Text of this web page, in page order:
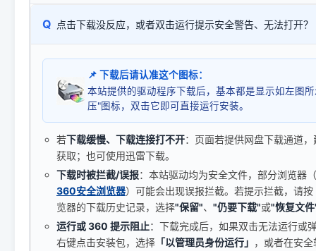
Q 点击下载没反应，或者双击运行提示安全警告、无法打开？
📌 下载后请认准这个图标：
本站提供的驱动程序下载后，基本都是显示如左图
压"图标，双击它即可直接运行安装。
若下载缓慢、下载连接打不开：页面若提供网盘下载通道
获取；也可使用迅雷下载。
下载时被拦截/误报：本站驱动均为安全文件，部分浏览器
360安全浏览器）可能会出现误报拦截。若提示拦截，请按
览器的下载历史记录，选择"保留"、 "仍要下载"或"恢复文
运行或 360 提示阻止：下载完成后，如果双击无法运行或
右键点击安装包，选择 「以管理员身份运行」 ，或者在安